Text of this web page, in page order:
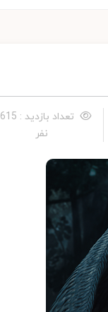
تعداد بازدید : 3,615
نفر